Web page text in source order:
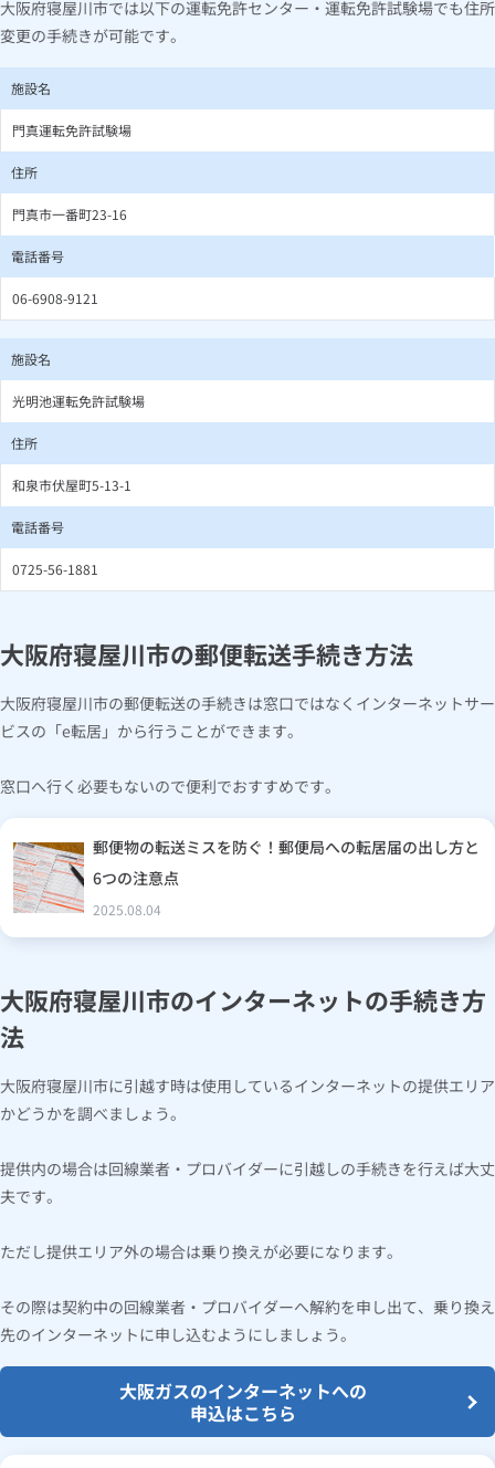
大阪府寝屋川市では以下の運転免許センター・運転免許試験場でも住所
変更の手続きが可能です。
施設名
門真運転免許試験場
住所
門真市一番町23-16
電話番号
06-6908-9121
施設名
光明池運転免許試験場
住所
和泉市伏屋町5-13-1
電話番号
0725-56-1881
大阪府寝屋川市の郵便転送手続き方法
大阪府寝屋川市の郵便転送の手続きは窓口ではなくインターネットサー
ビスの「e転居」から行うことができます。
窓口へ行く必要もないので便利でおすすめです。
郵便物の転送ミスを防ぐ！郵便局への転居届の出し方と
6つの注意点
2025.08.04
大阪府寝屋川市のインターネットの手続き方
法
大阪府寝屋川市に引越す時は使用しているインターネットの提供エリア
かどうかを調べましょう。
提供内の場合は回線業者・プロバイダーに引越しの手続きを行えば大丈
夫です。
ただし提供エリア外の場合は乗り換えが必要になります。
その際は契約中の回線業者・プロバイダーへ解約を申し出て、乗り換え
先のインターネットに申し込むようにしましょう。
大阪ガスのインターネットへの
申込はこちら